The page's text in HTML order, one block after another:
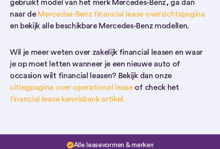
gebruikt model van het merk Mercedes-Benz, ga dan
naar de Mercedes-Benz financial lease overzichtspagina
en bekijk alle beschikbare Mercedes-Benz modellen.
Wil je meer weten over zakelijk financial leasen en waar
je op moet letten wanneer je een nieuwe auto of
occasion wilt financial leasen? Bekijk dan onze
uitlegpagina over operational leaseof check het
financial lease kennisbank artikel.
Alle leasevormen & merken